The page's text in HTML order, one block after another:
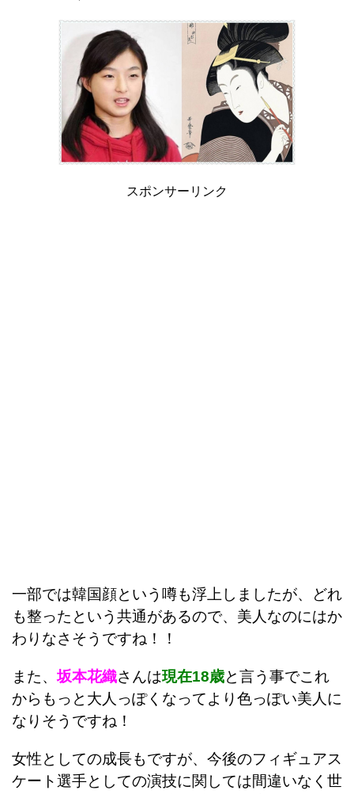
スポンサーリンク
一部では韓国顔という噂も浮上しましたが、どれ
も整ったという共通があるので、美人なのにはか
わりなさそうですね！！
また、坂本花織さんは現在18歳と言う事でこれ
からもっと大人っぽくなってより色っぽい美人に
なりそうですね！
女性としての成長もですが、今後のフィギュアス
ケート選手としての演技に関しては間違いなく世